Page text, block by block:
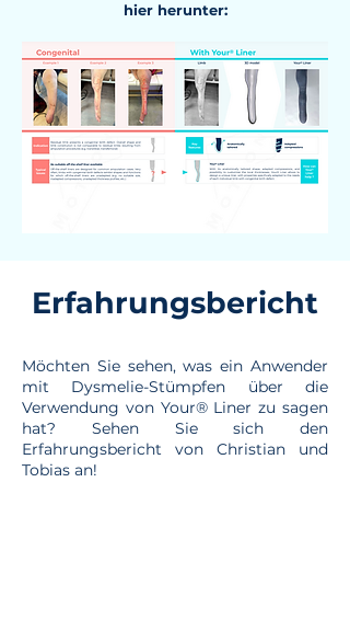
hier herunter:
Erfahrungsbericht
Möchten Sie sehen, was ein Anwender
mit Dysmelie-Stümpfen über die
Verwendung von Your® Liner zu sagen
hat? Sehen Sie sich den
Erfahrungsbericht von Christian und
Tobias an!